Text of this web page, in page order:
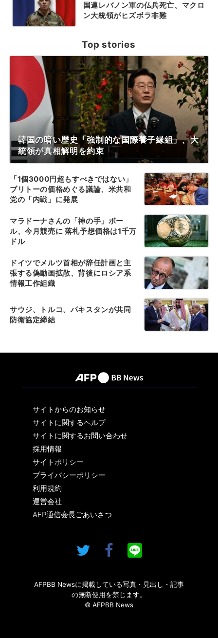
国連レバノン軍の仏兵死亡、マクロ
ン大統領がヒズボラ非難
Top stories
韓国の暗い歴史「強制的な国際養子縁組」、大
統領が真相解明を約束
「1個3000円超もすべきではない」
ブリトーの価格めぐる議論、米共和
党の「内戦」に発展
マラドーナさんの「神の手」ボー
ル、今月競売に 落札予想価格は1千万
ドル
ドイツでメルツ首相が辞任計画と主
張する偽動画拡散、背後にロシア系
情報工作組織
サウジ、トルコ、パキスタンが共同
防衛協定締結
サイトからのお知らせ
サイトに関するヘルプ
サイトに関するお問い合わせ
採用情報
サイトポリシー
プライバシーポリシー
利用規約
運営会社
AFP通信会長ごあいさつ
AFPBB Newsに掲載している写真・見出し・記事
の無断使用を禁じます。
© AFPBB News